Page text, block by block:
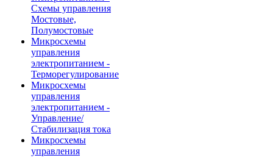
Схемы управления
Мостовые,
Полумостовые
Микросхемы
управления
электропитанием -
Терморегулирование
Микросхемы
управления
электропитанием -
Управление/
Стабилизация тока
Микросхемы
управления